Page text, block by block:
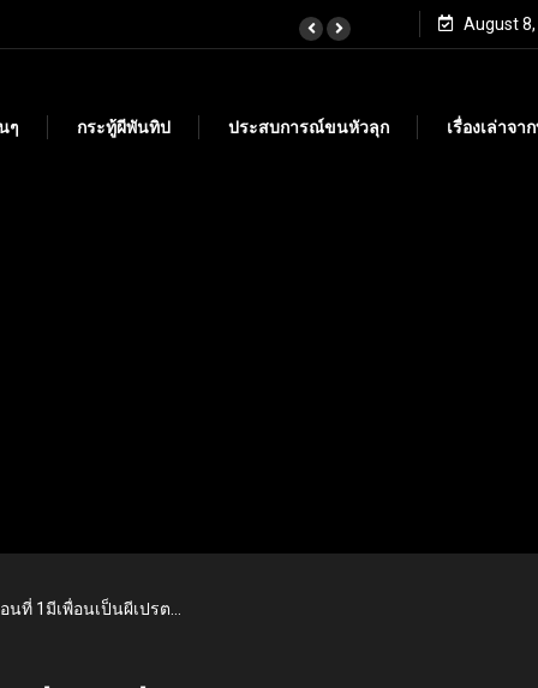
August
ๆ กระทู้ผีพันทิป ประสบการณ์ขนหัวลุก เรื่องเล่าจา
นที่ 1มีเพื่อนเป็นผีเปรต…